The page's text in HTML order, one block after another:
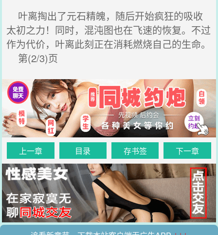
叶离掏出了元石精魄，随后开始疯狂的吸收
太初之力！同时，混沌图也在飞速的恢复。不过
作为代价，叶离此刻正在消耗燃烧自己的生命。
第(2/3)页
上一章 目录 存书签 下一章